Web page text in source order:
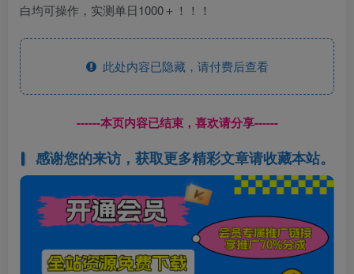
白均可操作，实测单日1000＋！！！
此处内容已隐藏，请付费后查看
------本页内容已结束，喜欢请分享------
感谢您的来访，获取更多精彩文章请收藏本站。